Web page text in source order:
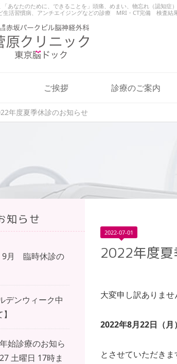
あなたのために、できることを」頭痛、めまい、物忘れ（認知症
生活習慣病、アンチエイジングなどの診療 MRI・CT完備 検査結
ご挨拶 診療のご案内
年度夏季休診のお知らせ
2022-07-01
2022年度夏
大変申し訳ありませ
2022年8月22日（
とさせていただきま
知らせ
9月 臨時休診の
デンウィーク中
始診療のお知ら
土曜日 17時ま